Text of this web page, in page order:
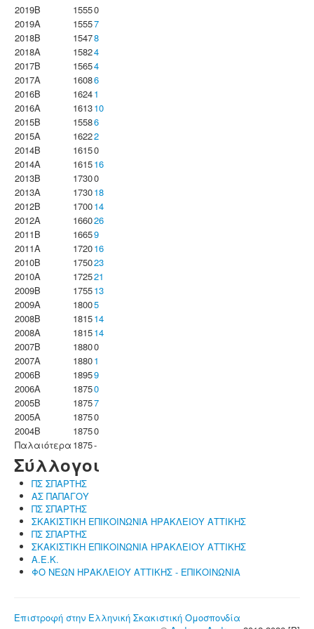
2019B
15550
2019A
15557
2018B
15478
2018A
15824
2017B
15654
2017A
16086
2016B
16241
2016A
161310
2015B
15586
2015A
16222
2014B
16150
2014A
161516
2013B
17300
2013A
173018
2012B
170014
2012A
166026
2011B
16659
2011A
172016
2010B
175023
2010A
172521
2009B
175513
2009A
18005
2008B
181514
2008A
181514
2007B
18800
2007A
18801
2006B
18959
2006A
18750
2005B
18757
2005A
18750
2004B
18750
Παλαιότερα 1875-
Σύλλογοι
ΠΣ ΣΠΑΡΤΗΣ
ΑΣ ΠΑΠΑΓΟΥ
ΠΣ ΣΠΑΡΤΗΣ
ΣΚΑΚΙΣΤΙΚΗ ΕΠΙΚΟΙΝΩΝΙΑ ΗΡΑΚΛΕΙΟΥ ΑΤΤΙΚΗΣ
ΠΣ ΣΠΑΡΤΗΣ
ΣΚΑΚΙΣΤΙΚΗ ΕΠΙΚΟΙΝΩΝΙΑ ΗΡΑΚΛΕΙΟΥ ΑΤΤΙΚΗΣ
Α.Ε.Κ.
ΦΟ ΝΕΩΝ ΗΡΑΚΛΕΙΟΥ ΑΤΤΙΚΗΣ - ΕΠΙΚΟΙΝΩΝΙΑ
Επιστροφή στην Ελληνική Σκακιστική Ομοσπονδία